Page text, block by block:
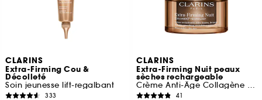
CLARINS
Extra-Firming Cou &
Décolleté
Soin jeunesse lift-regalbant
333
CLARINS
Extra-Firming Nuit peaux
sèches rechargeable
Crème Anti-Âge Collagène fermeté
41